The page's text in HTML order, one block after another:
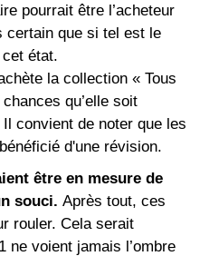
pourrait être l’acheteur
certain que si tel est le
état.
la collection « Tous
qu’elle soit
convient de noter que les
d'une révision.
être en mesure de
souci. Après tout, ces
rouler. Cela serait
ne voient jamais l’ombre